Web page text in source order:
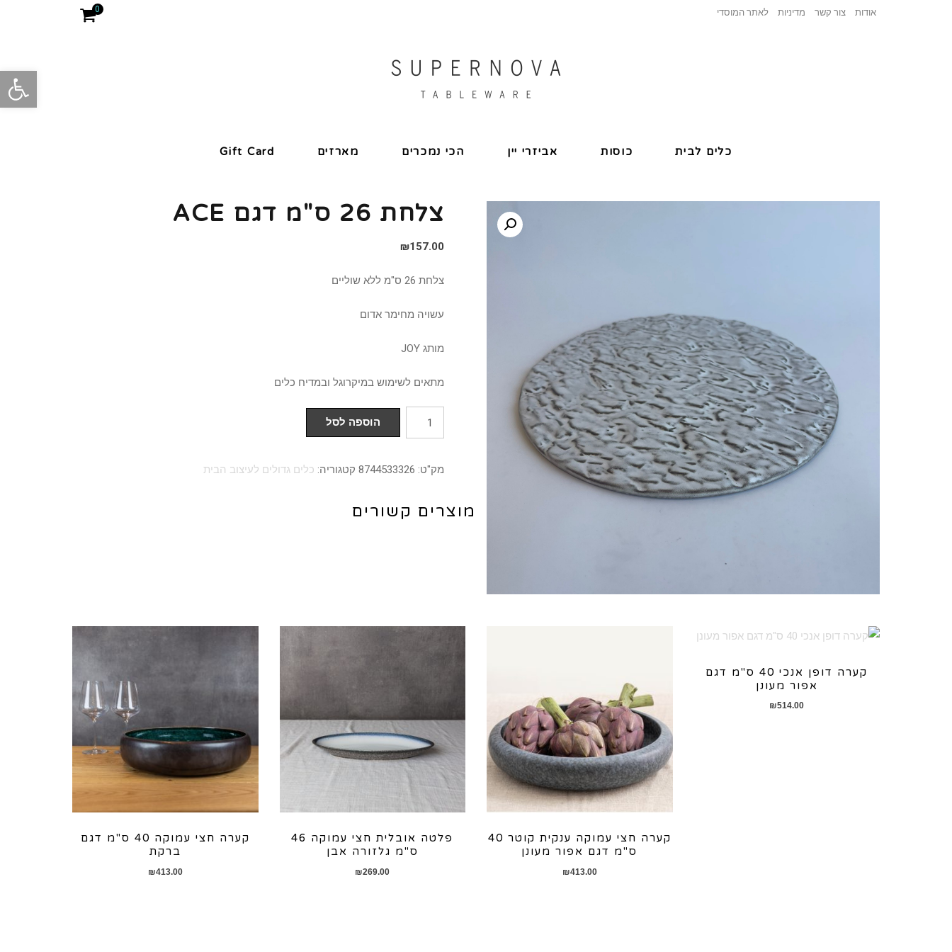
פתח
אודות צור קשר מדיניות לאתר המוסדי 0
כלים לבית כוסות אביזרי יין הכי נמכרים מארזים Gift Card
צלחת 26 ס"מ דגם ACE
₪157.00
צלחת 26 ס"מ ללא שוליים
עשויה מחימר אדום
מותג JOY
מתאים לשימוש במיקרוגל ובמדיח כלים
כמות
של
26
דגם
הוספה לסל
מק"ט: 8744533326 קטגוריה: כלים גדולים לעיצוב הבית
מוצרים קשורים
קערה דופן אנכי 40 ס"מ דגם
אפור מעונן
₪514.00
קערה חצי עמוקה ענקית קוטר 40
ס"מ דגם אפור מעונן
₪413.00
פלטה אובלית חצי עמוקה 46
ס"מ גלזורה אבן
₪269.00
קערה חצי עמוקה 40 ס"מ דגם
ברקת
₪413.00